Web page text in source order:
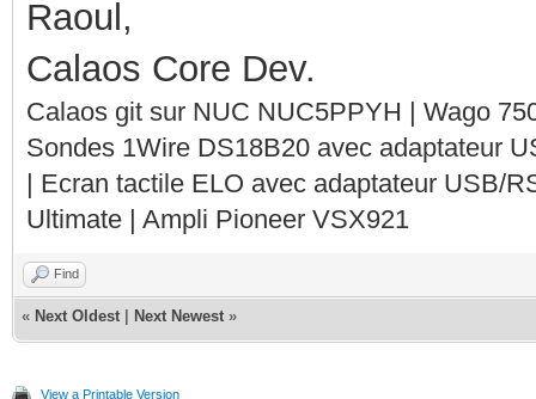
Raoul,
Calaos Core Dev.
Calaos git sur NUC NUC5PPYH | Wago
Sondes 1Wire DS18B20 avec adaptateur
| Ecran tactile ELO avec adaptateur USB/
Ultimate | Ampli Pioneer VSX921
Find
« Next Oldest Next Newest »
View a Printable Version